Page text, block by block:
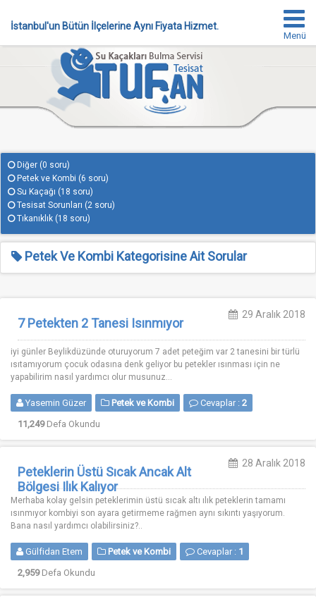
İstanbul'un Bütün İlçelerine Aynı Fiyata Hizmet.
Menü
Diğer (0 soru)
Petek ve Kombi (6 soru)
Su Kaçağı (18 soru)
Tesisat Sorunları (2 soru)
Tıkanıklık (18 soru)
Petek Ve Kombi Kategorisine Ait Sorular
29 Aralık 2018
7 Petekten 2 Tanesi Isınmıyor
iyi günler Beylikdüzünde oturuyorum 7 adet peteğim var 2 tanesini bir türlü
ısıtamıyorum çocuk odasına denk geliyor bu petekler ısınması için ne
yapabilirim nasıl yardımcı olur musunuz...
Yasemin Güzer Petek ve Kombi Cevaplar : 2
11,249Defa Okundu
28 Aralık 2018
Peteklerin Üstü Sıcak Ancak Alt
Bölgesi Ilık Kalıyor
Merhaba kolay gelsin peteklerimin üstü sıcak altı ılık peteklerin tamamı
ısınmıyor kombiyi son ayara getirmeme rağmen aynı sıkıntı yaşıyorum.
Bana nasıl yardımcı olabilirsiniz?..
Gülfidan Etem Petek ve Kombi Cevaplar : 1
2,959Defa Okundu